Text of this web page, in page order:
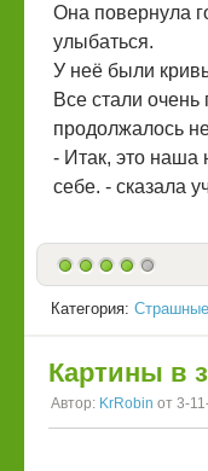
Она повернула
улыбаться.
У неё были
Все стали очень
продолжалось
- Итак, это наша
себе. - сказала
Категория:
Картины в
Автор: KrRobin от 3-